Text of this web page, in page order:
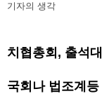
기자의 생각
치협총회, 출석
국회나 법조계